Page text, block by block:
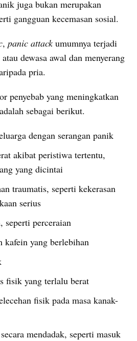
juga bukan merupakan
gangguan kecemasan sosial.
, panic attack umumnya terjadi
dewasa awal dan menyerang
pria.
penyebab yang meningkatkan
sebagai berikut.
dengan serangan panik
akibat peristiwa tertentu,
yang dicintai
traumatis, seperti kekerasan
serius
seperti perceraian
kafein yang berlebihan
fisik yang terlalu berat
fisik pada masa kanak-
mendadak, seperti masuk